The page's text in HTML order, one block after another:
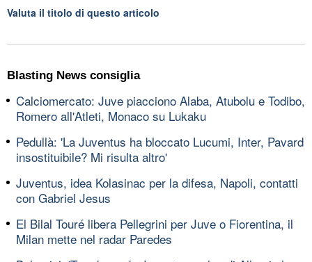
Valuta il titolo di questo articolo
Blasting News consiglia
Calciomercato: Juve piacciono Alaba, Atubolu e Todibo,
Romero all'Atleti, Monaco su Lukaku
Pedullà: 'La Juventus ha bloccato Lucumi, Inter, Pavard
insostituibile? Mi risulta altro'
Juventus, idea Kolasinac per la difesa, Napoli, contatti
con Gabriel Jesus
El Bilal Touré libera Pellegrini per Juve o Fiorentina, il
Milan mette nel radar Paredes